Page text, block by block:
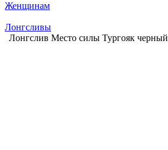
Женщинам
Лонгсливы
Лонгслив Место силы Тургояк черный